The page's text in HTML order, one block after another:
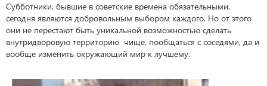
Субботники, бывшие в советские времена обязательными,
сегодня являются добровольным выбором каждого. Но от этого
они не перестают быть уникальной возможностью сделать
внутридворовую территорию чище, пообщаться с соседями, да и
вообще изменить окружающий мир к лучшему.